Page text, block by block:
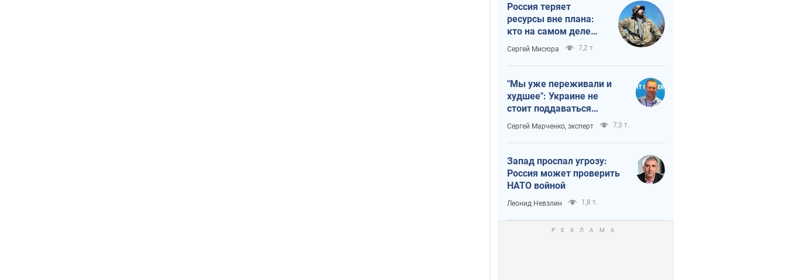
Россия теряет
ресурсы вне плана:
кто на самом деле
диктует темп войны
Сергей Мисюра 7,2 т.
"Мы уже переживали и
худшее": Украине не
стоит поддаваться
отчаянию из-за
ракетного террора
Сергей Марченко, эксперт 7,3 т.
Запад проспал угрозу:
Россия может проверить
НАТО войной
Леонид Невзлин 1,8 т.